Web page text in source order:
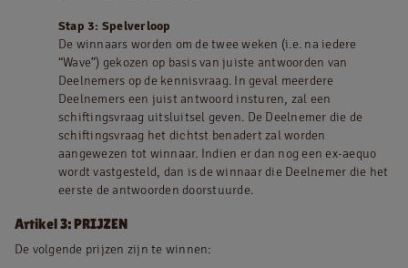
Stap 3: Spelverloop
De winnaars worden om de twee weken (i.e. na iedere
“Wave”) gekozen op basis van juiste antwoorden van
Deelnemers op de kennisvraag. In geval meerdere
Deelnemers een juist antwoord insturen, zal een
schiftingsvraag uitsluitsel geven. De Deelnemer die de
schiftingsvraag het dichtst benadert zal worden
aangewezen tot winnaar. Indien er dan nog een ex-aequo
wordt vastgesteld, dan is de winnaar die Deelnemer die het
eerste de antwoorden doorstuurde.
Artikel 3: PRIJZEN
De volgende prijzen zijn te winnen: